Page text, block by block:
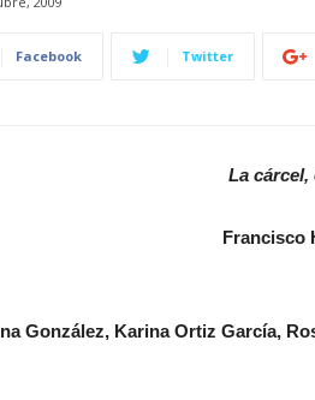
Facebook Twitter
La
Francisco
González, Karina Ortiz García,